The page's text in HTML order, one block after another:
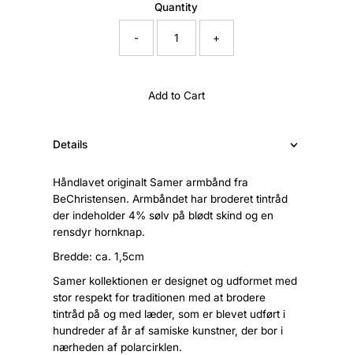
Quantity
- +
Add to Cart
Details
Håndlavet originalt Samer armbånd fra
BeChristensen. Armbåndet har broderet tintråd
der indeholder 4% sølv på blødt skind og en
rensdyr hornknap.
Bredde: ca. 1,5cm
Samer kollektionen er designet og udformet med
stor respekt for traditionen med at brodere
tintråd på og med læder, som er blevet udført i
hundreder af år af samiske kunstner, der bor i
nærheden af polarcirklen.